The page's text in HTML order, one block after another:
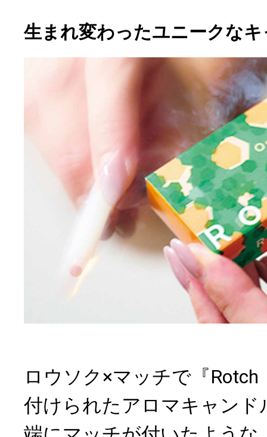
生まれ変わったユニークな
ロウソク×マッチで『
付けられたアロマキャンド